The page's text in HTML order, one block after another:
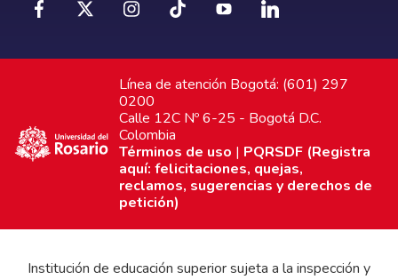
Línea de atención Bogotá: (601) 297
0200
Calle 12C Nº 6-25 - Bogotá D.C.
Colombia
Términos de uso | PQRSDF (Registra
aquí: felicitaciones, quejas,
reclamos, sugerencias y derechos de
petición)
Institución de educación superior sujeta a la inspección y